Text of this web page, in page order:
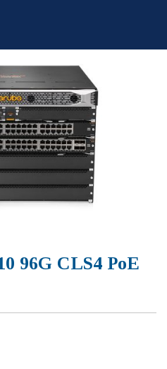
96G CLS4 PoE